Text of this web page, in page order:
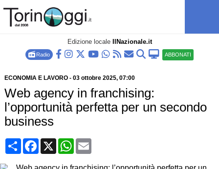
Edizione locale IlNazionale.it
Radio ABBONATI
ECONOMIA E LAVORO- 03 ottobre 2025, 07:00
Web agency in franchising:
l’opportunità perfetta per un secondo
business
CondividiFacebook
X WhatsApp
Email